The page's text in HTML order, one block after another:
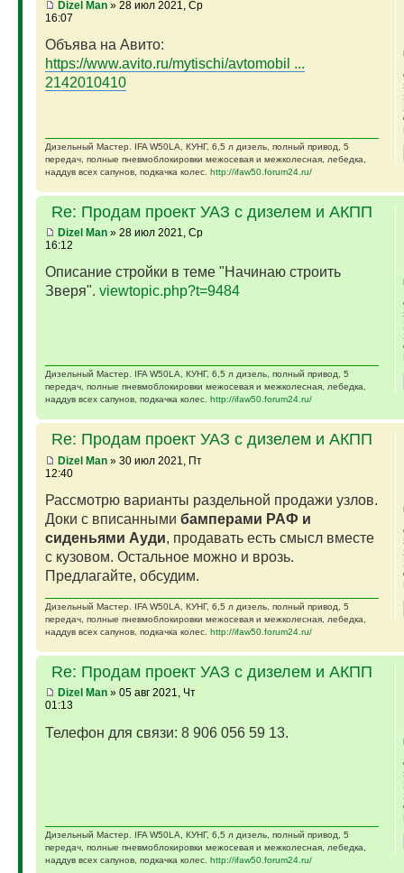
Dizel Man» 28 июл 2021, Ср
16:07
Объява на Авито:
https://www.avito.ru/mytischi/avtomobil ...
2142010410
Дизельный Мастер. IFA W50LA, КУНГ, 6,5 л дизель, полный привод, 5
передач, полные пневмоблокировки межосевая и межколесная, лебедка,
наддув всех сапунов, подкачка колес. http://ifaw50.forum24.ru/
Re: Продам проект УАЗ с дизелем и АКПП
Dizel Man» 28 июл 2021, Ср
16:12
Описание стройки в теме "Начинаю строить
Зверя". viewtopic.php?t=9484
Дизельный Мастер. IFA W50LA, КУНГ, 6,5 л дизель, полный привод, 5
передач, полные пневмоблокировки межосевая и межколесная, лебедка,
наддув всех сапунов, подкачка колес. http://ifaw50.forum24.ru/
Re: Продам проект УАЗ с дизелем и АКПП
Dizel Man» 30 июл 2021, Пт
12:40
Рассмотрю варианты раздельной продажи узлов.
Доки с вписанными бамперами РАФ и
сиденьями Ауди, продавать есть смысл вместе
с кузовом. Остальное можно и врозь.
Предлагайте, обсудим.
Дизельный Мастер. IFA W50LA, КУНГ, 6,5 л дизель, полный привод, 5
передач, полные пневмоблокировки межосевая и межколесная, лебедка,
наддув всех сапунов, подкачка колес. http://ifaw50.forum24.ru/
Re: Продам проект УАЗ с дизелем и АКПП
Dizel Man» 05 авг 2021, Чт
01:13
Телефон для связи: 8 906 056 59 13.
Дизельный Мастер. IFA W50LA, КУНГ, 6,5 л дизель, полный привод, 5
передач, полные пневмоблокировки межосевая и межколесная, лебедка,
наддув всех сапунов, подкачка колес. http://ifaw50.forum24.ru/